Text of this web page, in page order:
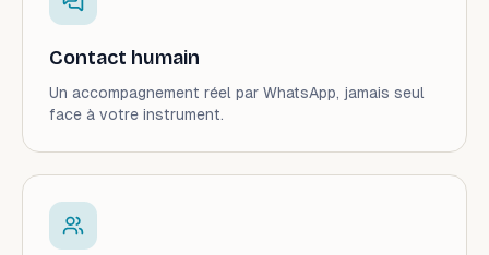
Contact humain
Un accompagnement réel par WhatsApp, jamais seul
face à votre instrument.